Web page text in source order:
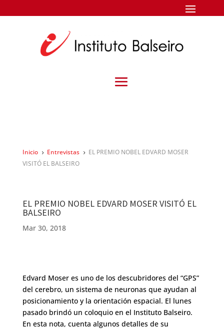
Inicio 5 Entrevistas 5
EL PREMIO NOBEL EDVARD MOSER
VISITÓ EL BALSEIRO
EL PREMIO NOBEL EDVARD MOSER VISITÓ EL
BALSEIRO
Mar 30, 2018
Edvard Moser es uno de los descubridores del “GPS”
del cerebro, un sistema de neuronas que ayudan al
posicionamiento y la orientación espacial. El lunes
pasado brindó un coloquio en el Instituto Balseiro.
En esta nota, cuenta algunos detalles de su